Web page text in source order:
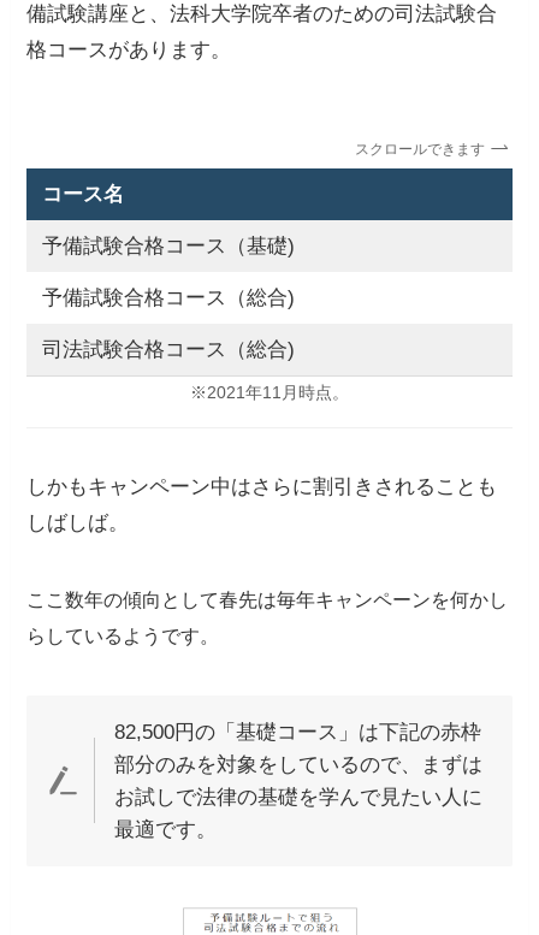
備試験講座と、法科大学院卒者のための司法試験合
格コースがあります。
スクロールできます
コース名
予備試験合格コース（基礎)
予備試験合格コース（総合)
司法試験合格コース（総合)
※2021年11月時点。
しかもキャンペーン中はさらに割引きされることも
しばしば。
ここ数年の傾向として春先は毎年キャンペーンを何かし
らしているようです。
82,500円の「基礎コース」は下記の赤枠
部分のみを対象をしているので、まずは
お試しで法律の基礎を学んで見たい人に
最適です。